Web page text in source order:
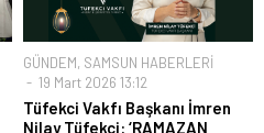
GÜNDEM, SAMSUN HABERLERİ
19 Mart 2026 13:12
Tüfekci Vakfı Başkanı İmren
Nilay Tüfekci: ‘RAMAZAN